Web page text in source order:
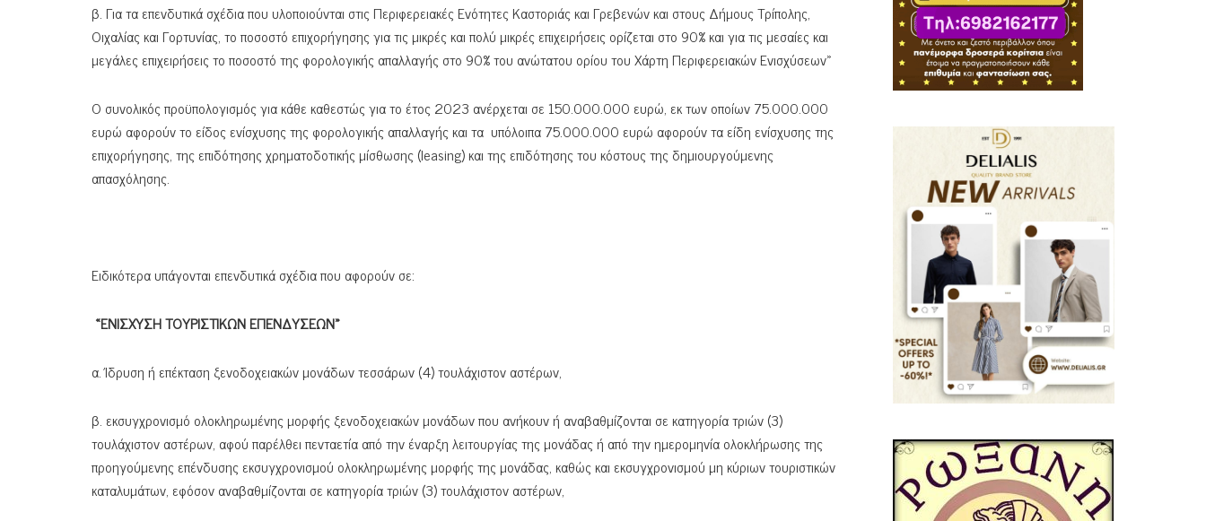
β. Για τα επενδυτικά σχέδια που υλοποιούνται στις Περιφερειακές Ενότητες Καστοριάς και Γρεβενών και στους Δήμους Τρίπολης,
Οιχαλίας και Γορτυνίας, το ποσοστό επιχορήγησης για τις μικρές και πολύ μικρές επιχειρήσεις ορίζεται στο 90% και για τις μεσαίες και
μεγάλες επιχειρήσεις το ποσοστό της φορολογικής απαλλαγής στο 90% του ανώτατου ορίου του Χάρτη Περιφερειακών Ενισχύσεων»
Ο συνολικός προϋπολογισμός για κάθε καθεστώς για το έτος 2023 ανέρχεται σε 150.000.000 ευρώ, εκ των οποίων 75.000.000
ευρώ αφορούν το είδος ενίσχυσης της φορολογικής απαλλαγής και τα υπόλοιπα 75.000.000 ευρώ αφορούν τα είδη ενίσχυσης της
επιχορήγησης, της επιδότησης χρηματοδοτικής μίσθωσης (leasing) και της επιδότησης του κόστους της δημιουργούμενης
απασχόλησης.
Ειδικότερα υπάγονται επενδυτικά σχέδια που αφορούν σε:
«ΕΝΙΣΧΥΣΗ ΤΟΥΡΙΣΤΙΚΩΝ ΕΠΕΝΔΥΣΕΩΝ»
α. Ίδρυση ή επέκταση ξενοδοχειακών μονάδων τεσσάρων (4) τουλάχιστον αστέρων,
β. εκσυγχρονισμό ολοκληρωμένης μορφής ξενοδοχειακών μονάδων που ανήκουν ή αναβαθμίζονται σε κατηγορία τριών (3)
τουλάχιστον αστέρων, αφού παρέλθει πενταετία από την έναρξη λειτουργίας της μονάδας ή από την ημερομηνία ολοκλήρωσης της
προηγούμενης επένδυσης εκσυγχρονισμού ολοκληρωμένης μορφής της μονάδας, καθώς και εκσυγχρονισμού μη κύριων τουριστικών
καταλυμάτων, εφόσον αναβαθμίζονται σε κατηγορία τριών (3) τουλάχιστον αστέρων,